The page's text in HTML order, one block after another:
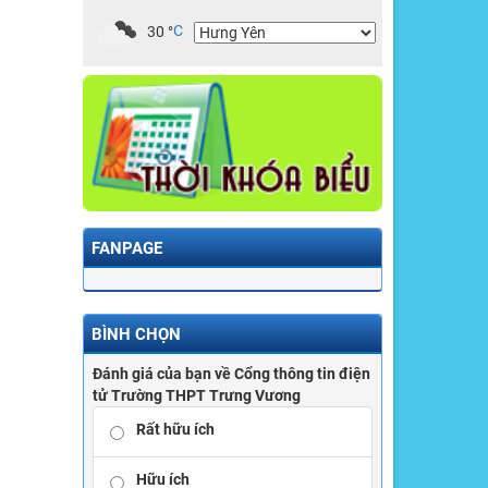
30 °C
FANPAGE
BÌNH CHỌN
Đánh giá của bạn về Cổng thông tin điện
tử Trường THPT Trưng Vương
Rất hữu ích
Hữu ích